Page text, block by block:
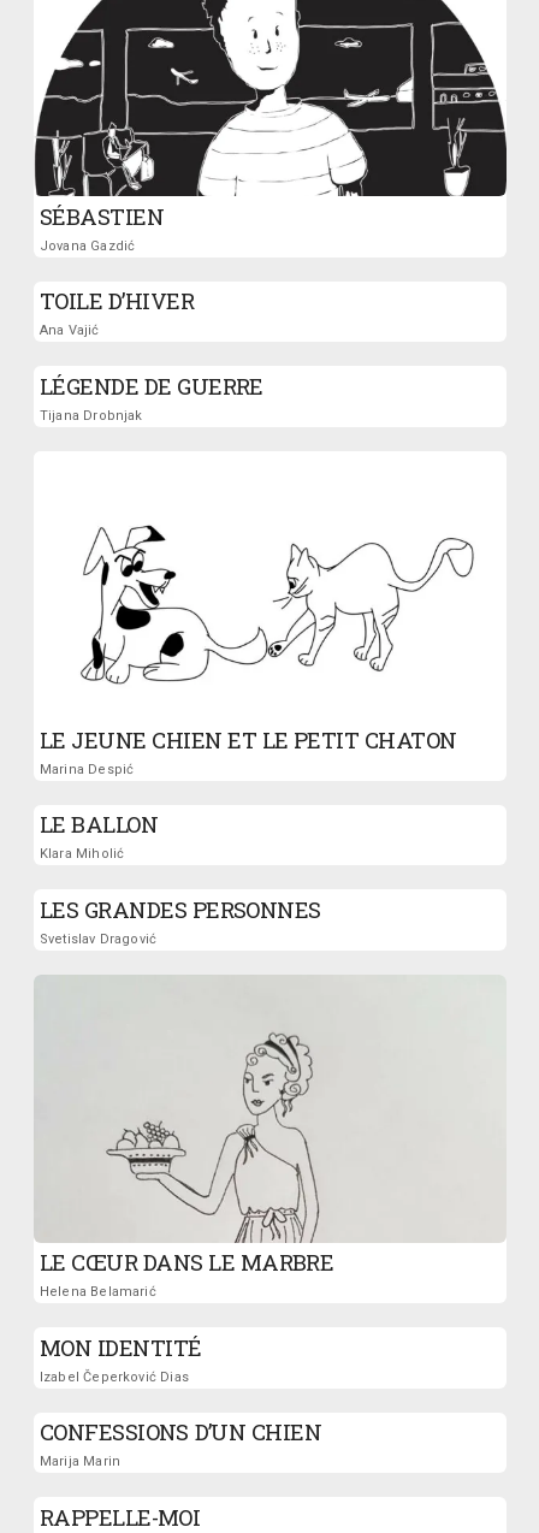
SÉBASTIEN
Jovana Gazdić
TOILE D’HIVER
Ana Vajić
LÉGENDE DE GUERRE
Tijana Drobnjak
LE JEUNE CHIEN ET LE PETIT CHATON
Marina Despić
LE BALLON
Klara Miholić
LES GRANDES PERSONNES
Svetislav Dragović
LE CŒUR DANS LE MARBRE
Helena Belamarić
MON IDENTITÉ
Izabel Čeperković Dias
CONFESSIONS D’UN CHIEN
Marija Marin
RAPPELLE-MOI